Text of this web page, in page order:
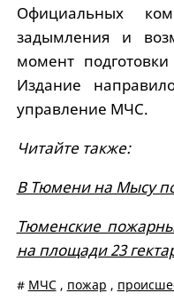
Официальных
задымления и
момент
Издание
управление МЧС.
Читайте также:
В Тюмени на Мысу
Тюменские
на площади 23
# МЧС, пожар ,